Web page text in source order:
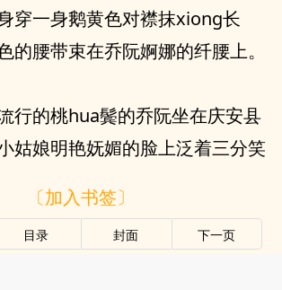
的腰带束在乔阮婀娜的纤腰上。
行的桃hua鬓的乔阮坐在庆安县
的外祖家中，小姑娘明艳‮媚妩‬的脸上泛着三分笑
〔加入书签〕
目录 封面 下一页